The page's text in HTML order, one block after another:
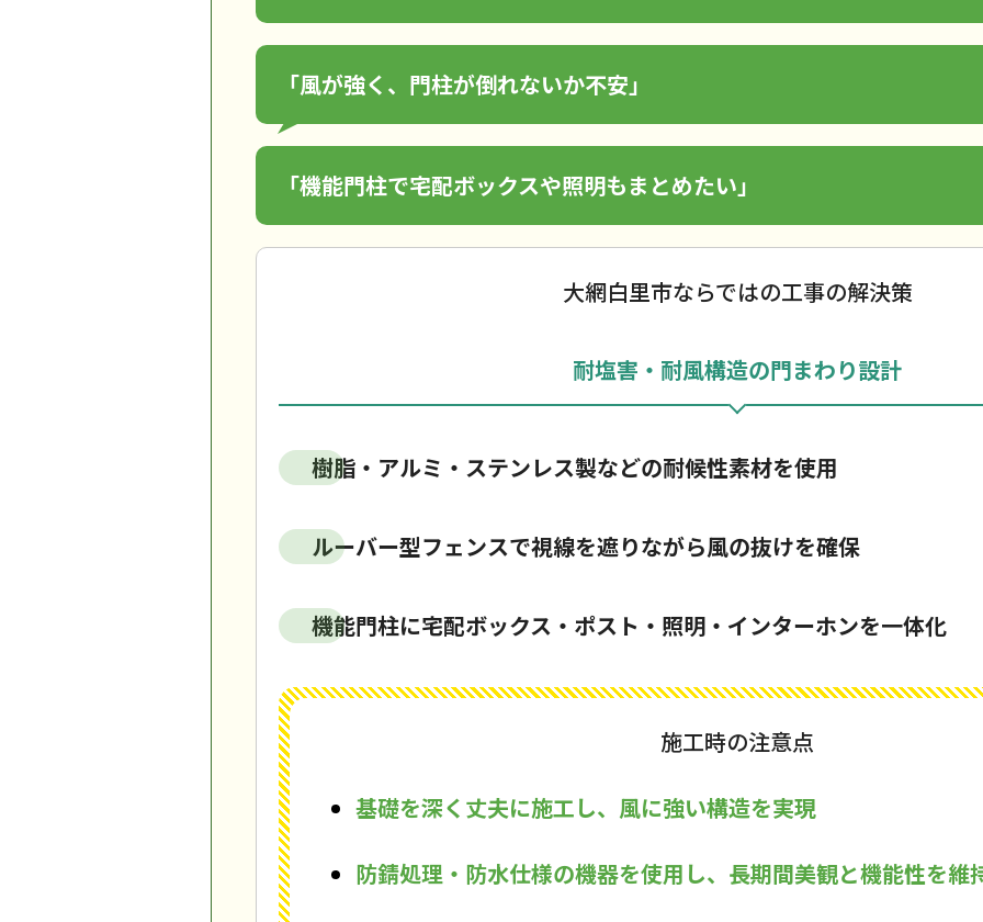
「風が強く、門柱が倒れないか不安」
「機能門柱で宅配ボックスや照明もまとめたい」
大網白里市ならではの工事の解決策
耐塩害・耐風構造の門まわり設計
樹脂・アルミ・ステンレス製などの耐候性素材を使用
ルーバー型フェンスで視線を遮りながら風の抜けを確保
機能門柱に宅配ボックス・ポスト・照明・インターホンを一体化
施工時の注意点
基礎を深く丈夫に施工し、風に強い構造を実現
防錆処理・防水仕様の機器を使用し、長期間美観と機能性を維